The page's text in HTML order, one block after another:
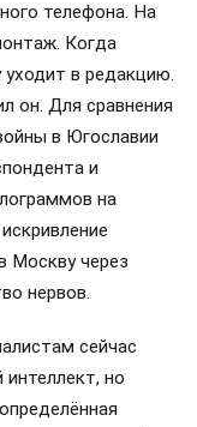
телефона. На
Когда
уходит в редакцию.
он. Для сравнения
в Югославии
и
на
Москву через
нервов.
сейчас
интеллект, но